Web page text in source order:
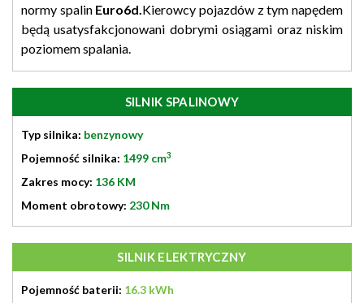
normy spalin Euro6d. Kierowcy pojazdów z tym napędem
będą usatysfakcjonowani dobrymi osiągami oraz niskim
poziomem spalania.
SILNIK SPALINOWY
Typ silnika: benzynowy
Pojemność silnika: 1499 cm3
Zakres mocy: 136 KM
Moment obrotowy: 230 Nm
SILNIK ELEKTRYCZNY
Pojemność baterii: 16.3 kWh